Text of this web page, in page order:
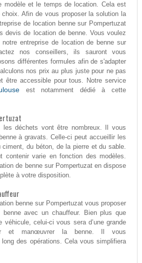
modèle et le temps de location. Cela est
choix. Afin de vous proposer la solution la
de location benne sur Pompertuzat
devis de location de benne. Vous voulez
entreprise de location de benne sur
nos conseillers, ils sauront vous
différentes formules afin de s'adapter
nos prix au plus juste pour ne pas
être accessible pour tous. Notre service
est notamment dédié à cette
les déchets vont être nombreux. Il vous
à gravats. Celle-ci peut accueillir les
ciment, du béton, de la pierre et du sable.
contenir varie en fonction des modèles.
de benne sur Pompertuzat en dispose
à votre disposition.
benne sur Pompertuzat vous proposer
avec un chauffeur. Bien plus que
véhicule, celui-ci vous sera d’une grande
et manœuvrer la benne. Il vous
des opérations. Cela vous simplifiera